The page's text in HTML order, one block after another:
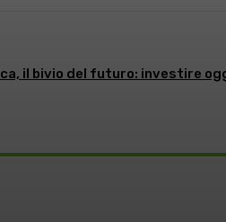
il bivio del futuro: investire